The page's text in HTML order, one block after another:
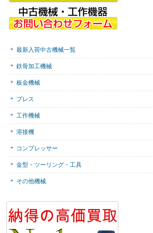
最新入荷中古機械一覧
鉄骨加工機械
板金機械
プレス
工作機械
溶接機
コンプレッサー
金型・ツーリング・工具
その他機械